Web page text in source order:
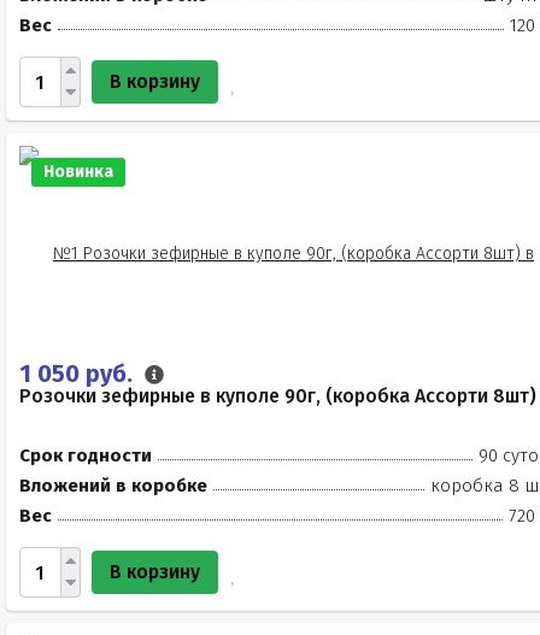
Вес
120
В корзину
Новинка
1 050 руб.
Розочки зефирные в куполе 90г, (коробка Ассорти 8шт)
Срок годности
90
Вложений в коробке
коробка 8
Вес
720
В корзину